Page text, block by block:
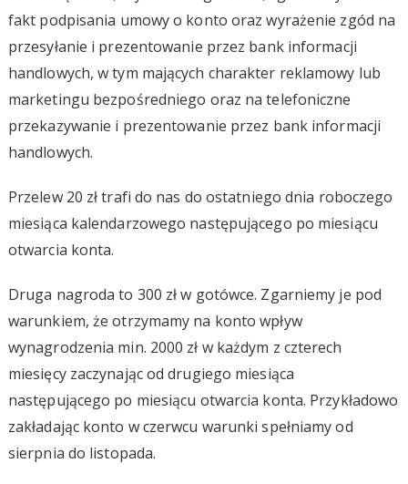
fakt podpisania umowy o konto oraz wyrażenie zgód na
przesyłanie i prezentowanie przez bank informacji
handlowych, w tym mających charakter reklamowy lub
marketingu bezpośredniego oraz na telefoniczne
przekazywanie i prezentowanie przez bank informacji
handlowych.
Przelew 20 zł trafi do nas do ostatniego dnia roboczego
miesiąca kalendarzowego następującego po miesiącu
otwarcia konta.
Druga nagroda to 300 zł w gotówce. Zgarniemy je pod
warunkiem, że otrzymamy na konto wpływ
wynagrodzenia min. 2000 zł w każdym z czterech
miesięcy zaczynając od drugiego miesiąca
następującego po miesiącu otwarcia konta. Przykładowo
zakładając konto w czerwcu warunki spełniamy od
sierpnia do listopada.